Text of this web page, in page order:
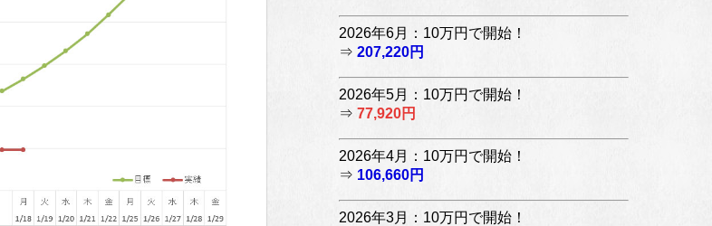
2026年6月：10万円で開始！
⇒ 207,220円
2026年5月：10万円で開始！
⇒ 77,920円
2026年4月：10万円で開始！
⇒ 106,660円
2026年3月：10万円で開始！